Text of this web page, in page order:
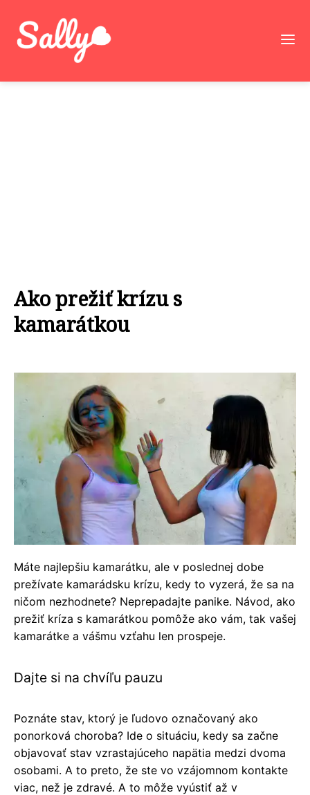
Ako prežiť krízu s
kamarátkou
Máte najlepšiu kamarátku, ale v poslednej dobe
prežívate kamarádsku krízu, kedy to vyzerá, že sa na
ničom nezhodnete? Neprepadajte panike. Návod, ako
prežiť kríza s kamarátkou pomôže ako vám, tak vašej
kamarátke a vášmu vzťahu len prospeje.
Dajte si na chvíľu pauzu
Poznáte stav, ktorý je ľudovo označovaný ako
ponorková choroba? Ide o situáciu, kedy sa začne
objavovať stav vzrastajúceho napätia medzi dvoma
osobami. A to preto, že ste vo vzájomnom kontakte
viac, než je zdravé. A to môže vyústiť až v